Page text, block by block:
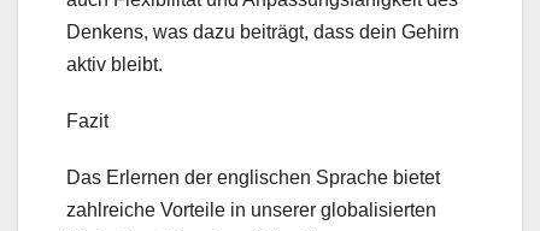
Denkens, was dazu beiträgt, dass dein Gehirn
aktiv bleibt.
Fazit
Das Erlernen der englischen Sprache bietet
zahlreiche Vorteile in unserer globalisierten